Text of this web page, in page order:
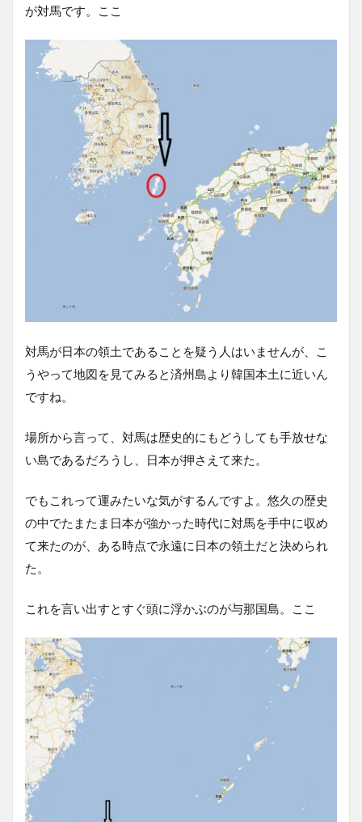
が対馬です。ここ
対馬が日本の領土であることを疑う人はいませんが、こ
うやって地図を見てみると済州島より韓国本土に近いん
ですね。
場所から言って、対馬は歴史的にもどうしても手放せな
い島であるだろうし、日本が押さえて来た。
でもこれって運みたいな気がするんですよ。悠久の歴史
の中でたまたま日本が強かった時代に対馬を手中に収め
て来たのが、ある時点で永遠に日本の領土だと決められ
た。
これを言い出すとすぐ頭に浮かぶのが与那国島。ここ